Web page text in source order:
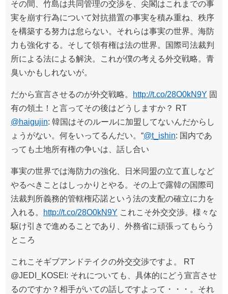
その間、竹島は共同管理の交渉を、尖閣はこれまでの事
実を崩す行為について対抗措置の事実を積み重ね、秩序
を構築する努力は怠らない。それらは事実の世界。海防
力も強化する。そして領有権は法の世界。国際司法裁判
所による法による解決。これが僕の考える外交戦略。青
臭いかもしれないが。
だから宣言させるのが外交戦略。 http://t.co/28O0kN9Y 固
有の領土！と言ってその後はどうしますか？ RT
@haigujin: 韓国はそのルールに加盟してないんだからし
ょうがない。何をいってるんだい。“@t_ishin: 国内であ
っても土地所有権の争いは、話し合い
事実の世界では海防力の強化、日米同盟の立て直しなど
やるべきことはしっかりとやる。その上で露韓の国際司
法裁判所義務的管轄権応諾という法の支配の確立に力を
入れる。
http://t.co/28O0kN9Y これこそ外交交渉。様々な
駆け引きで進めることであり、外務省に頑張ってもらう
ところ
これこそギブアンドテイクの外交交渉ですよ。 RT
@JEDI_KOSEI: それについても、具体的にどう宣言させ
るのですか？相手がいての話しですよって・・・。それ